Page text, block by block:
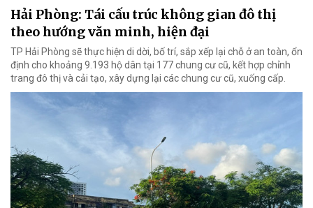
Hải Phòng: Tái cấu trúc không gian đô thị
theo hướng văn minh, hiện đại
TP Hải Phòng sẽ thực hiện di dời, bố trí, sắp xếp lại chỗ ở an toàn, ổn
định cho khoảng 9.193 hộ dân tại 177 chung cư cũ, kết hợp chỉnh
trang đô thị và cải tạo, xây dựng lại các chung cư cũ, xuống cấp.